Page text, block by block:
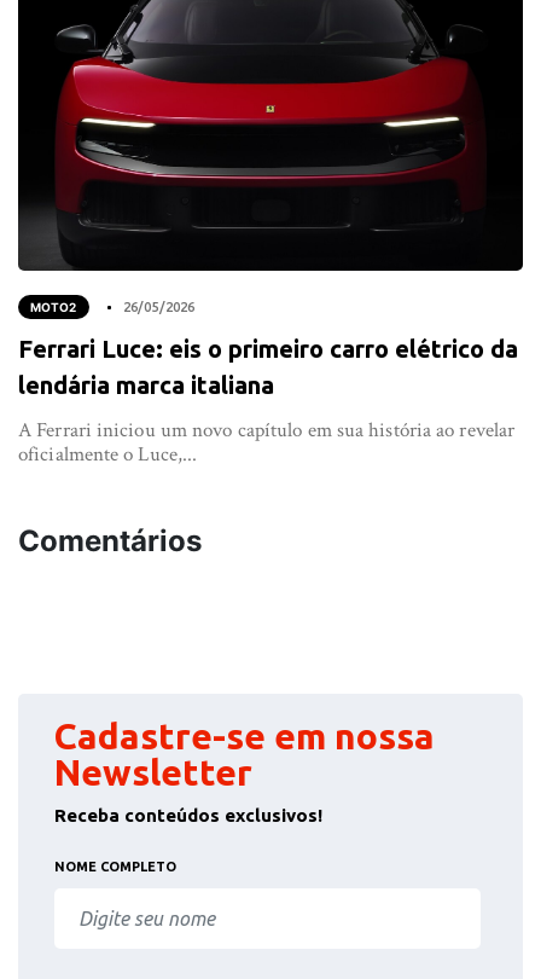
MOTO2 26/05/2026
Ferrari Luce: eis o primeiro carro elétrico da
lendária marca italiana
A Ferrari iniciou um novo capítulo em sua história ao revelar
oficialmente o Luce,...
Comentários
Cadastre-se em nossa
Newsletter
Receba conteúdos exclusivos!
NOME COMPLETO